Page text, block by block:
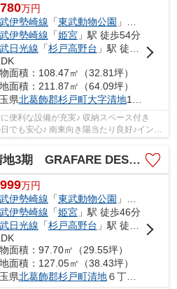
万円
伊勢崎線 「東武動物公園 」駅 徒歩35分
伊勢崎線 「姫宮」駅 徒歩54分
日光線 「杉戸高野台 」駅 徒歩57分
面積：108.47㎡（32.81坪）
面積：211.87㎡（64.09坪）
県北葛飾郡杉戸町大字清地1310-2
便利な設備が充実♪ 収納スペース付き
でも安心♪ 南東向き陽当たり良好♪インテ
DESIGN 新築戸建 全1棟 1号棟
万円
伊勢崎線 「東武動物公園 」駅 徒歩22分
伊勢崎線 「姫宮」駅 徒歩46分
日光線 「杉戸高野台 」駅 徒歩49分
面積：97.70㎡（29.55坪）
面積：127.05㎡（38.43坪）
県北葛飾郡杉戸町清地６丁目2-4